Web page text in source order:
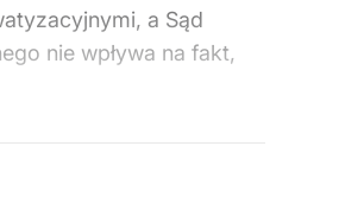
a Sąd
nie wpływa na fakt,